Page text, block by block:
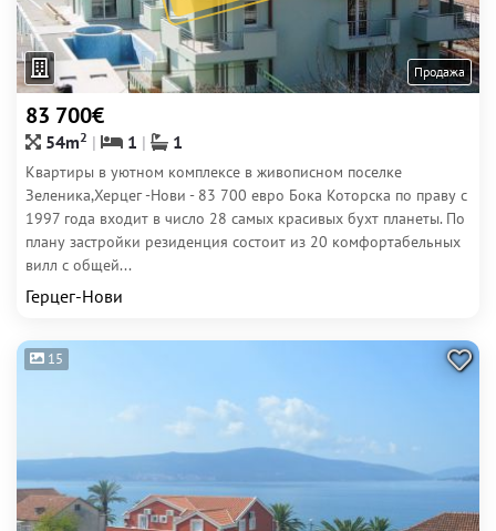
Продажа
83 700€
54m2 1 1
Квартиры в уютном комплексе в живописном поселке
Зеленика,Херцег -Нови - 83 700 евро Бока Которска по праву с
1997 года входит в число 28 самых красивых бухт планеты. По
плану застройки резиденция состоит из 20 комфортабельных
вилл с общей...
Герцег-Нови
15